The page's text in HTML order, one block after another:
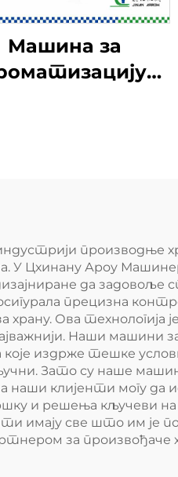
Машина за
производње
Цхинану Ароу
да
прецизна
Ова технологија
Наши
издрже тешке
Зато су наше
наши клијенти могу
и решења кључеви
имају све што им
за